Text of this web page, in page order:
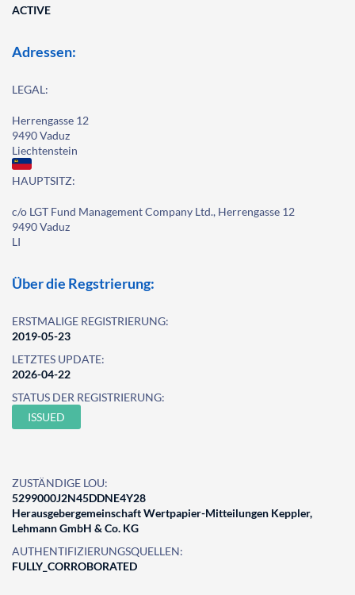
ACTIVE
Adressen:
LEGAL:
Herrengasse 12
9490 Vaduz
Liechtenstein
HAUPTSITZ:
c/o LGT Fund Management Company Ltd., Herrengasse 12
9490 Vaduz
LI
Über die Regstrierung:
ERSTMALIGE REGISTRIERUNG:
2019-05-23
LETZTES UPDATE:
2026-04-22
STATUS DER REGISTRIERUNG:
ISSUED
ZUSTÄNDIGE LOU:
5299000J2N45DDNE4Y28
Herausgebergemeinschaft Wertpapier-Mitteilungen Keppler,
Lehmann GmbH & Co. KG
AUTHENTIFIZIERUNGSQUELLEN:
FULLY_CORROBORATED